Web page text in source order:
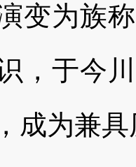
变为族
，于今
成为兼